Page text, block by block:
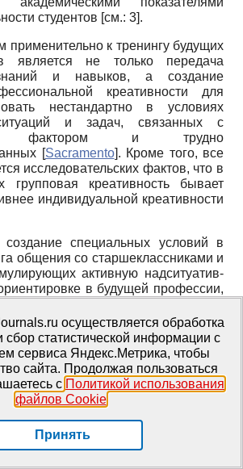
студентов [см.: 3].
к тренингу будущих
является не только передача
и навыков, а создание
креативности для
нестандартно в условиях
и задач, связанных с
фактором и трудно
[Sacramento]. Кроме того, все
исследовательских фактов, что в
групповая креатив­ность бывает
индивидуальной креативности
создание специальных условий в
общения со старшеклассниками и
активную надситуатив­
в будущей профессии,
сторонам профессиональной
способствовать реализации
в профессиональной сфере.
обзор исследований касался
психологических
в изучении профессионального
осуществляется обработка
статистической информации с
сервиса Яндекс.Метрика, чтобы
сайта. Продолжая пользоваться
с Политикой использования
файлов Cookie.
Принять